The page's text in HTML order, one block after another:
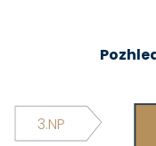
3.NP